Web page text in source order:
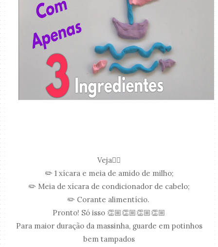
Veja👇🏼
✏️ 1 xícara e meia de amido de milho;
✏️ Meia de xícara de condicionador de cabelo;
✏️ Corante alimentício.
Pronto! Só isso 👏🏼👏🏼👏🏼👏🏼
Para maior duração da massinha, guarde em potinhos
bem tampados